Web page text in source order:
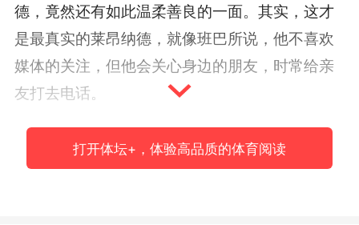
德，竟然还有如此温柔善良的一面。其实，这才
是最真实的莱昂纳德，就像班巴所说，他不喜欢
媒体的关注，但他会关心身边的朋友，时常给亲
友打去电话。
“他一直都跟我说，无论需要什么帮助都可以
找他”，今年夏天，班巴参加选秀大会前夕，他也
打开体坛+，体验高品质的体育阅读